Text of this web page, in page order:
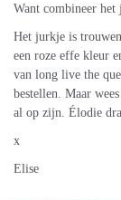
Want combineer het
Het jurkje is
een roze effe kleur
van long live the
bestellen. Maar
al op zijn. Élodie
x
Elise